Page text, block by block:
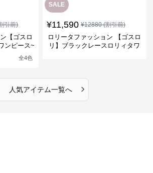
引前)
【ゴスロ
ンピース~
全4色
SALE
¥11,590 ¥12880(割引前)
ロリータファッション 【ゴスロ
リ】ブラックレースロリィタワ
人気アイテム一覧へ ›